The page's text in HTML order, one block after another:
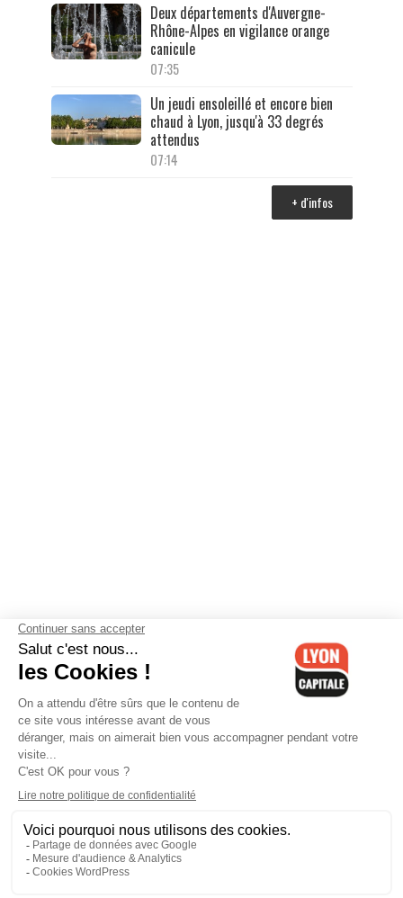
Deux départements d'Auvergne-
Rhône-Alpes en vigilance orange
canicule
07:35
Un jeudi ensoleillé et encore bien
chaud à Lyon, jusqu'à 33 degrés
attendus
07:14
+ d'infos
Contactez-nous-Mentions légales-CGV-Politique de
confidentialité-Gestion des cookies